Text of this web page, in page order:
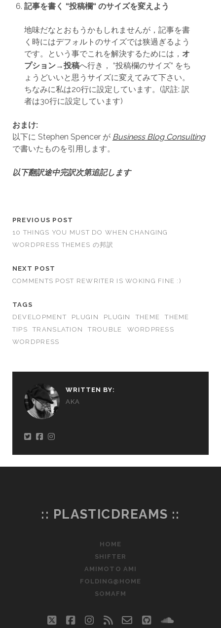
記事を書く “投稿欄“ のサイズを変えよう
地味だなとおもうかもしれませんが，記事を書
く時にはデフォルトのサイズでは狭過ぎるよう
です。という事でこれを解決するためには， オ
プション→投稿へ行き， “投稿欄のサイズ“ をち
ょうどいいと思うサイズに変えてみて下さい。
ちなみに私は20行に設定しています。(訳註: 訳
者は30行に設定しています)
おまけ:
以下に Stephen Spencer が Business Blog Consulting
で書いたものを引用します。
以下翻訳途中完訳次第追記します
PREVIOUS POST
10 THINGS YOU MUST DO WHEN CHANGING
WORDPRESS THEMES の邦訳
NEXT POST
COMMENTS POST REWRITER IS WOKING FINE :)
TAGS
DEVELOPMENT
PLUGIN PLUGIN THEME
THEME
TIPS
TRANSLATION TROUBLE
WORDPRESS
WORDPRESS
WRITTEN BY:
AKA
:: PLASTICDREAMS ::
HOME
SHIFTER
AMIMOTO AMI
FOLDING@HOME
SOMAFM
twitterfacebookinstagram
rss email-github